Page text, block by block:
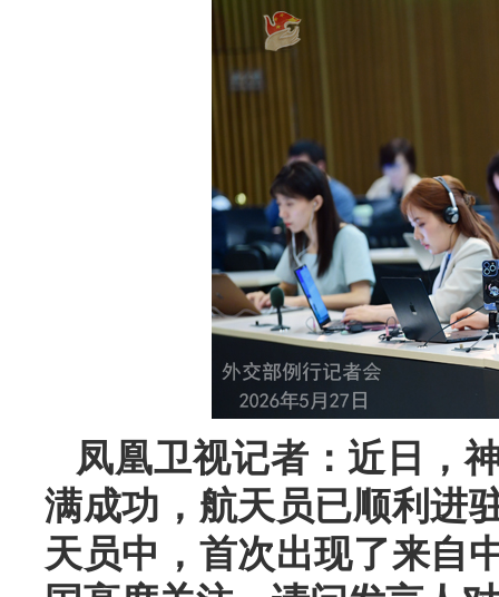
凤凰卫视记者：近日，
满成功，航天员已顺利进
天员中，首次出现了来自